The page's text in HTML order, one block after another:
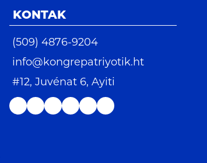
KONTAK
(509) 4876-9204
info@kongrepatriyotik.ht
#12, Juvénat 6, Ayiti